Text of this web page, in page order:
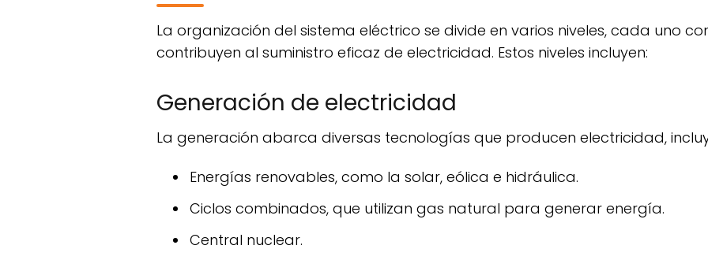
La organización del sistema eléctrico se divide en varios niveles, cada uno con funciones específicas que
contribuyen al suministro eficaz de electricidad. Estos niveles incluyen:
Generación de electricidad
La generación abarca diversas tecnologías que producen electricidad,
Energías renovables, como la solar, eólica e hidráulica.
Ciclos combinados, que utilizan gas natural para generar energía.
Central nuclear.